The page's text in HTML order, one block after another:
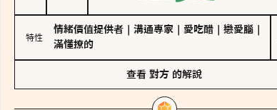
特性
情緒價值提供者 溝通專家 愛吃醋 戀愛腦
滿懂撩的
查看 對方 的解說